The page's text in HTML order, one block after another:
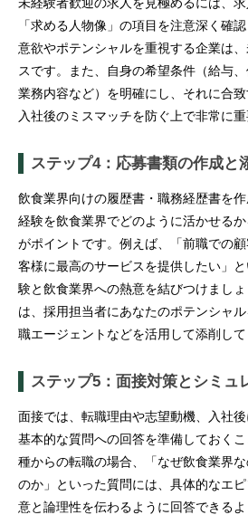
「求める人物像」の項目を注意深く確
意欲やポテンシャルを重視する企業は
スです。また、自身の希望条件（給与
業務内容など）を明確にし、それに合致
入社後のミスマッチを防ぐ上で非常に重
ステップ4：応募書類の作成と
飲食業界向けの履歴書・職務経歴書を
経験を飲食業界でどのように活かせる
がポイントです。例えば、「前職での
客様に最高のサービスを提供したい」
験と飲食業界への熱意を結びつけまし
は、採用担当者にあなたのポテンシャ
職エージェントなどを活用して添削して
ステップ5：面接対策とシミュ
面接では、転職理由や志望動機、入社後
基本的な質問への回答を準備しておく
種からの転職の場合、「なぜ飲食業界
のか」といった質問には、具体的なエ
意と論理性を伝わるように回答できるよ